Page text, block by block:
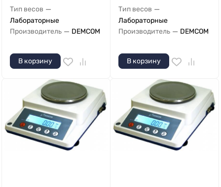
Тип весов —
Лабораторные
Производитель — DEMCOM
В корзину
Тип весов —
Лабораторные
Производитель — DEMCOM
В корзину